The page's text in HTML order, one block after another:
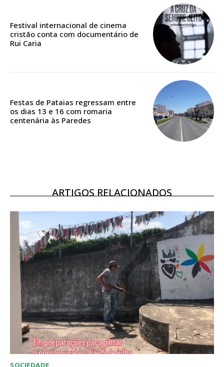
Edição em papel entregue à Quinta-feira em sua
Acesso ao conteúdo online
Acesso aos conteúdos Exclusivos para
16€
12 meses
Acesso ao conteúdo online
Acesso aos conteúdos Exclusivos para
assinantes
Ofertas para assinatura anual
Escolha o plano
Festival internacional de cinema
cristão conta com documentário de
Rui Caria
Festas de Pataias regressam entre
os dias 13 e 16 com romaria
centenária às Paredes
ARTIGOS RELACIONADOS
SOCIEDADE